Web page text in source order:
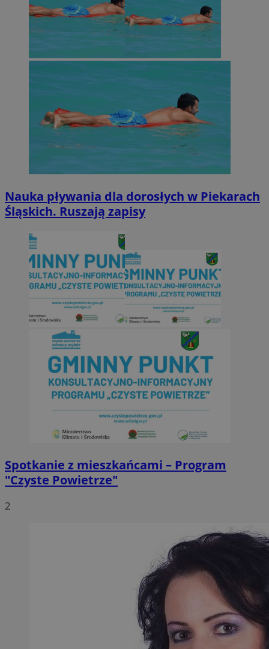
Nauka pływania dla dorosłych w Piekarach
Śląskich. Ruszają zapisy
Spotkanie z mieszkańcami – Program
"Czyste Powietrze"
2